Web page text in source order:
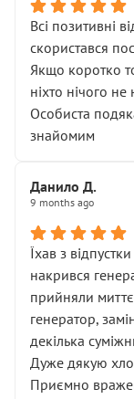
Всі позитивні
скористався
Якщо коротко
ніхто нічого
Особиста
знайомим
Данило Д.
9 months ago
Їхав з
накрився
прийняли
генератор,
декілька
Дуже дякую
Приємно